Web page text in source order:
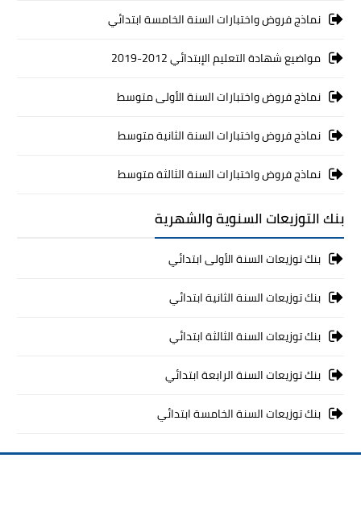
نماذج فروض واختبارات السنة الخامسة ابتدائي
مواضيع شهادة التعليم الإبتدائي 2012-2019
نماذج فروض واختبارات السنة الأولى متوسط
نماذج فروض واختبارات السنة الثانية متوسط
نماذج فروض واختبارات السنة الثالثة متوسط
بنك التوزيعات السنوية والشهرية
بنك توزيعات السنة الأولى ابتدائي
بنك توزيعات السنة الثانية ابتدائي
بنك توزيعات السنة الثالثة ابتدائي
بنك توزيعات السنة الرابعة ابتدائي
بنك توزيعات السنة الخامسة ابتدائي